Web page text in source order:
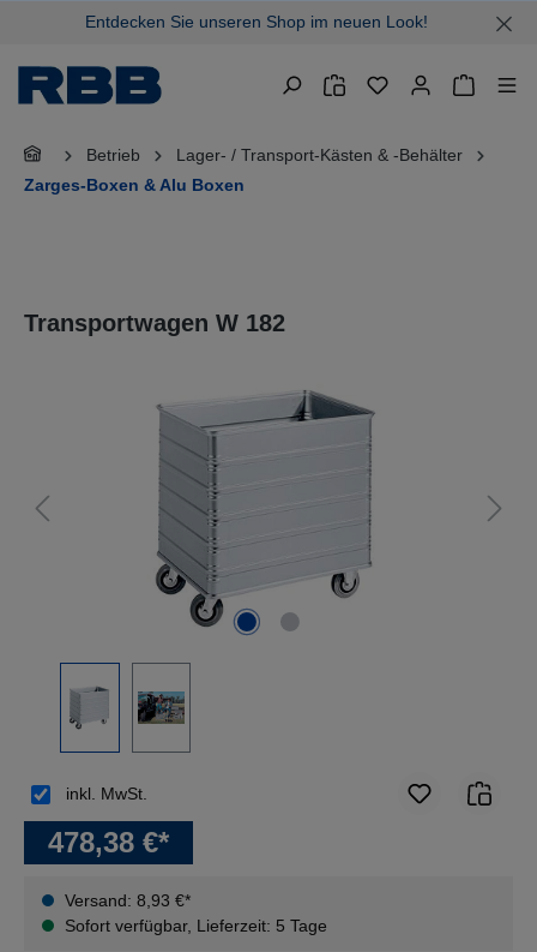
springenEntdecken Sie unseren Shop im neuen Look!
Betrieb
Lager- / Transport-Kästen & -Behälter
Zarges-Boxen & Alu Boxen
Transportwagen W 182
478,38 €*
Versand: 8,93 €*
Sofort verfügbar, Lieferzeit: 5 Tage
inkl. MwSt.